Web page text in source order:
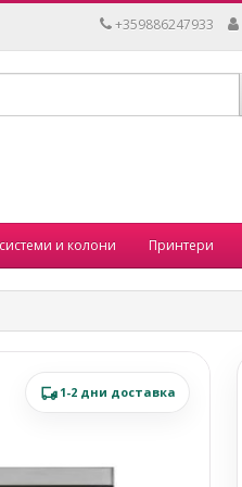
+359886247933
и колони Принтери
1-2 дни доставка